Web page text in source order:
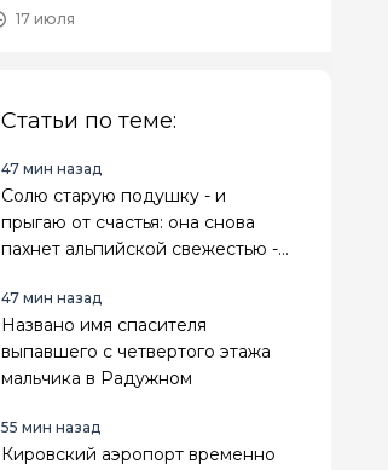
17 июля
Статьи по теме:
47 мин назад
Солю старую подушку - и
прыгаю от счастья: она снова
пахнет альпийской свежестью -
без стирки
47 мин назад
Названо имя спасителя
выпавшего с четвертого этажа
мальчика в Радужном
55 мин назад
Кировский аэропорт временно